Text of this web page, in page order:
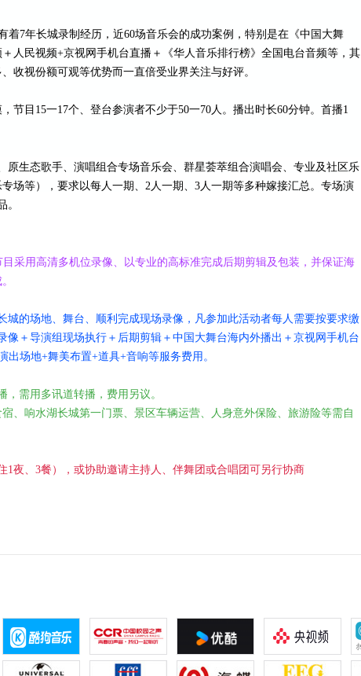
着7年长城录制经历，近60场音乐会的成功案例，特别是在《中国大舞
人民视频+京视网手机台直播＋《华人音乐排行榜》全国电台音频等，其
收视份额可观等优势而一直倍受业界关注与好评。
节目15一17个、登台参演者不少于50一70人。播出时长60分钟。首播1
原生态歌手、演唱组合专场音乐会、群星荟萃组合演唱会、专业及社区乐
场等），要求以每人一期、2人一期、3人一期等多种嫁接汇总 。 专场演
。
采用高清多机位录像、以专业的高标准完成后期剪辑及包装， 并保证海
城的场地、舞台、顺利完成现场录像，凡参加此活动者每人需要按要求缴
像＋导演组现场执行＋后期剪辑＋中国大舞台海内外播出＋京视网手机台
出场地+舞美布置+道具+音响等服务费用。
需用多讯道转播，费用另议。
、响水湖长城第一门票、景区车辆运营、人身意外保险、旅游险等需自
1夜、3餐），或协助邀请主持人、伴舞团或合唱团 可另行协商